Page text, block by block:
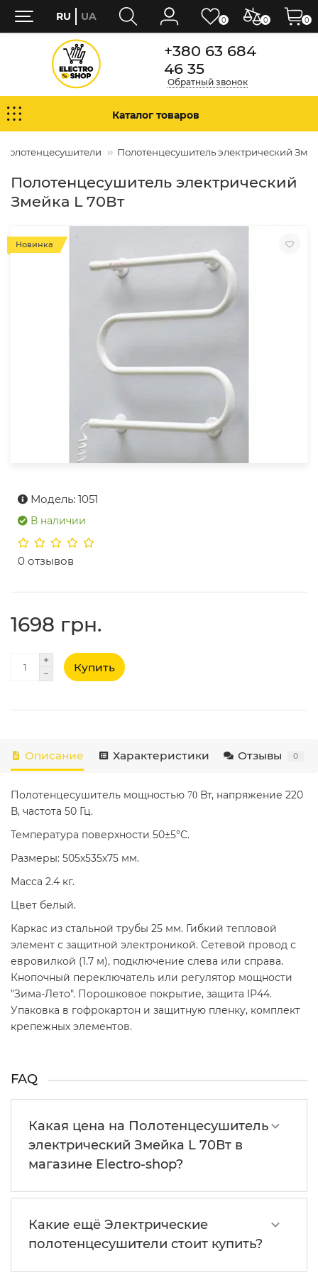
+380 63 684
46 35
Обратный звонок
Каталог товаров
Полотенцесушитель электрический
Полотенцесушитель электрический
Змейка L 70Вт
Новинка
Модель: 1051
В наличии
0 отзывов
1698 грн.
Купить
Описание Характеристики Отзывы 0
Полотенцесушитель мощностью 70 Вт, напряжение 220
В, частота 50 Гц.
Температура поверхности 50±5°C.
Размеры: 505х535х75 мм.
Масса 2.4 кг.
Цвет белый.
Каркас из стальной трубы 25 мм. Гибкий тепловой
элемент с защитной электроникой. Сетевой провод с
евровилкой (1.7 м), подключение слева или справа.
Кнопочный переключатель или регулятор мощности
"Зима-Лето". Порошковое покрытие, защита IP44.
Упаковка в гофрокартон и защитную пленку, комплект
крепежных элементов.
FAQ
Какая цена на Полотенцесушитель
электрический Змейка L 70Вт в
магазине Electro-shop?
Какие ещё Электрические
полотенцесушители стоит купить?
0 0
RU UA 0